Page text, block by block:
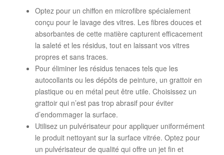
Optez pour un chiffon en microfibre spécialement
conçu pour le lavage des vitres. Les fibres douces et
absorbantes de cette matière capturent efficacement
la saleté et les résidus, tout en laissant vos vitres
propres et sans traces.
Pour éliminer les résidus tenaces tels que les
autocollants ou les dépôts de peinture, un grattoir en
plastique ou en métal peut être utile. Choisissez un
grattoir qui n’est pas trop abrasif pour éviter
d’endommager la surface.
Utilisez un pulvérisateur pour appliquer uniformément
le produit nettoyant sur la surface vitrée. Optez pour
un pulvérisateur de qualité qui offre un jet fin et